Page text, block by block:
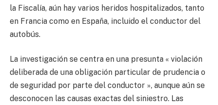
la Fiscalía, aún hay varios heridos hospitalizados, tanto
en Francia como en España, incluido el conductor del
autobús.
La investigación se centra en una presunta « violación
deliberada de una obligación particular de prudencia o
de seguridad por parte del conductor », aunque aún se
desconocen las causas exactas del siniestro. Las